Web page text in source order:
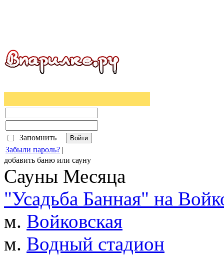
Запомнить
Забыли пароль? |
добавить баню или сауну
Сауны Месяца
"Усадьба Банная" на
м. Войковская
м. Водный стадион